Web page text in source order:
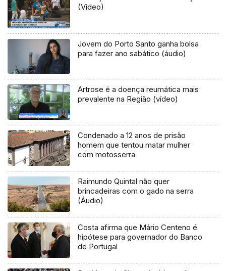
(Vídeo)
Jovem do Porto Santo ganha bolsa
para fazer ano sabático (áudio)
Artrose é a doença reumática mais
prevalente na Região (vídeo)
Condenado a 12 anos de prisão
homem que tentou matar mulher
com motosserra
Raimundo Quintal não quer
brincadeiras com o gado na serra
(Áudio)
Costa afirma que Mário Centeno é
hipótese para governador do Banco
de Portugal